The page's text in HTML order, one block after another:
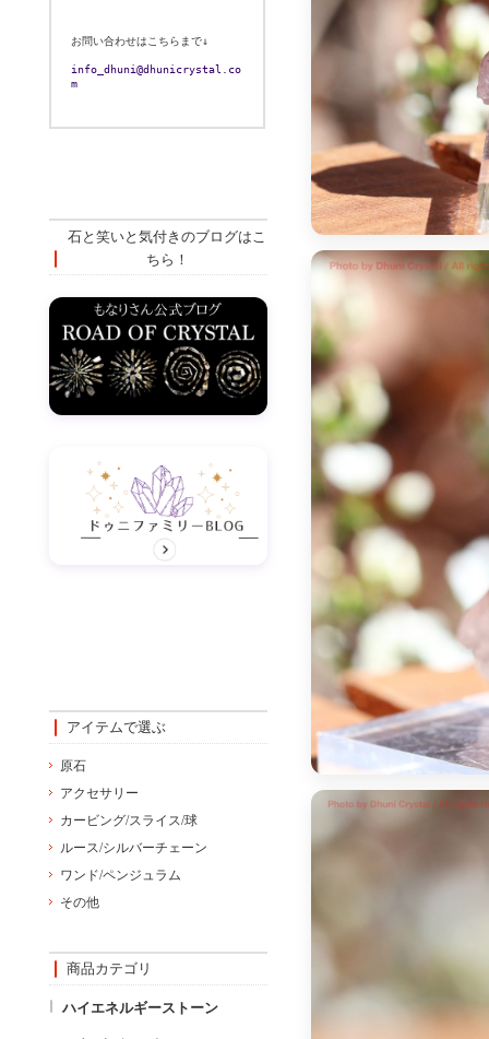
お問い合わせはこちらまで↓
info_dhuni@dhunicrystal.co
m
石と笑いと気付きのブログはこ
ちら！
アイテムで選ぶ
原石
アクセサリー
カービング/スライス/球
ルース/シルバーチェーン
ワンド/ペンジュラム
その他
商品カテゴリ
ハイエネルギーストーン